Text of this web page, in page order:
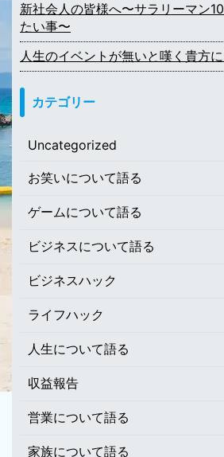
新社会人の皆様へ〜サラリーマン
たい事〜
人生のイベントが無いと嘆く貴方
カテゴリー
Uncategorized
お笑いについて語る
ゲームについて語る
ビジネスについて語る
ビジネスハック
ライフハック
人生について語る
収益報告
営業について語る
家族について語る